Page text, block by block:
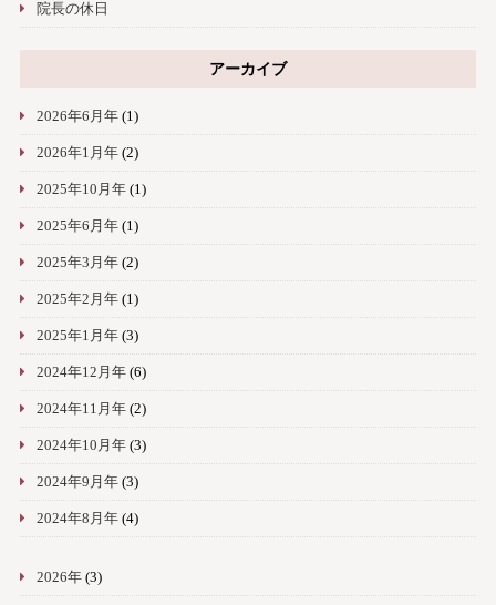
院長の休日
アーカイブ
2026年6月年(1)
2026年1月年(2)
2025年10月年(1)
2025年6月年(1)
2025年3月年(2)
2025年2月年(1)
2025年1月年(3)
2024年12月年(6)
2024年11月年(2)
2024年10月年(3)
2024年9月年(3)
2024年8月年(4)
2026年(3)